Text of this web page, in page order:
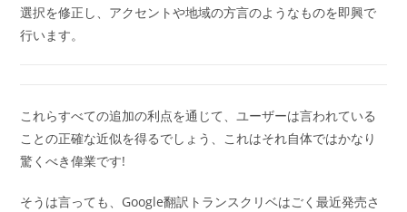
選択を修正し、アクセントや地域の方言のようなものを即興で
行います。
これらすべての追加の利点を通じて、ユーザーは言われている
ことの正確な近似を得るでしょう、これはそれ自体ではかなり
驚くべき偉業です!
そうは言っても、Google翻訳トランスクリベはごく最近発売さ